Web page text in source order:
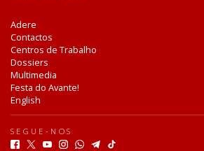
Adere
Contactos
Centros de Trabalho
Dossiers
Multimedia
Festa do Avante!
English
SEGUE-NOS